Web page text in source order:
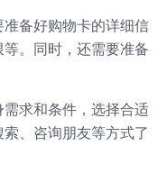
备好购物卡的详细信
。同时，还需要准备
求和条件，选择合适
、咨询朋友等方式了